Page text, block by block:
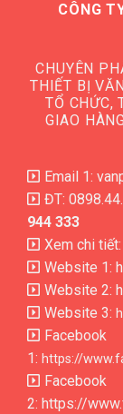
CÔNG
CHUYÊN
THIẾT BỊ
TỔ CHỨC,
GIAO
Email 1:
ĐT:
944 333
Xem chi tiết:
Website 1:
Website 2:
Website 3:
Facebook
1: https://
Facebook
2: https://